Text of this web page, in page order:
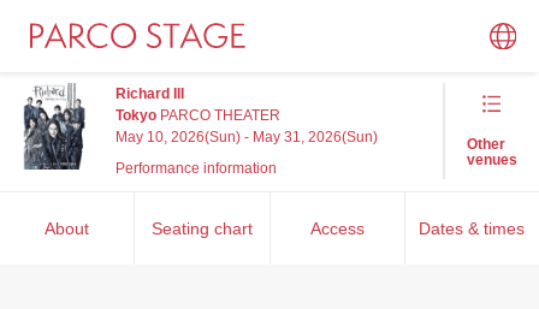
Richard III
Tokyo PARCO THEATER
May 10, 2026(Sun) - May 31, 2026(Sun)
Performance information
Other
venues
About Seating chart Access Dates & times